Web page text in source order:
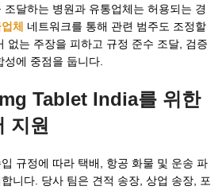
달하는 병원과 유통업체는 허용되는 경
체 네트워크를 통해 관련 범주도 조정할
없는 주장을 피하고 규정 준수 조달, 검증
에 중점을 둡니다.
Tablet India를 위한
지원
규정에 따라 택배, 항공 화물 및 운송 파
니다. 당사 팀은 견적 송장, 상업 송장, 포